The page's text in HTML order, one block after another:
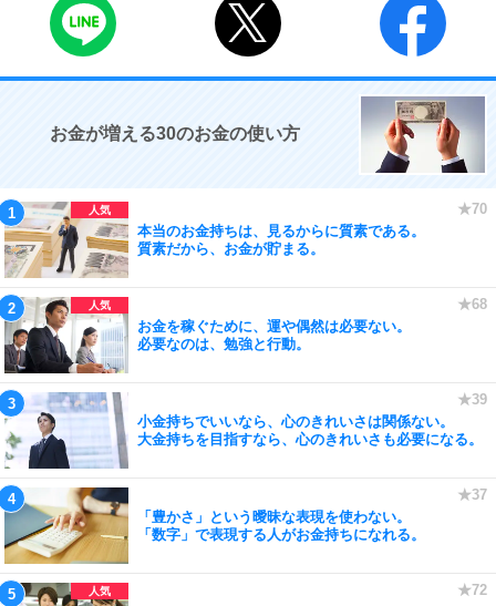
お金が増える30のお金の使い方
本当のお金持ちは、見るからに質素である。
質素だから、お金が貯まる。
お金を稼ぐために、運や偶然は必要ない。
必要なのは、勉強と行動。
小金持ちでいいなら、心のきれいさは関係ない。
大金持ちを目指すなら、心のきれいさも必要になる。
「豊かさ」という曖昧な表現を使わない。
「数字」で表現する人がお金持ちになれる。